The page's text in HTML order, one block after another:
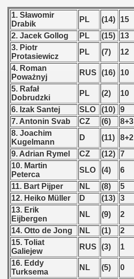
1. Sławomir
Drabik
PL (14) 15
2. Jacek Gollog
PL (15) 13
3. Piotr
Protasiewicz
PL (7) 12
4. Roman
Poważnyj
RUS (16) 10
5. Rafał
Dobrudzki
PL (2) 10
6. Izak Santej
SLO (10) 9
7. Antonin Svab
CZ (6) 8+3
8. Joachim
Kugelmann
D (11) 8+2
9. Adrian Rymel
CZ (12) 7
10. Martin
Peterca
SLO (4) 6
11. Bart Pijper
NL (8) 5
12. Heiko Müller
D (13) 3
13. Erik
Eijbergen
NL (9) 2
14. Otto de Jong
NL (1) 2
15. Toliat
Galiejew
RUS (3) 1
16. Eddy
Turksema
NL (5) 0
- 1998
- 1999
qualifications) - 1999
American Qualificationn) - 1999
- 1999
- 1999
- 1999
- 1999
Championship) - 1999
round) - 1999
- 1999
- 1999
qualifications) - 1999